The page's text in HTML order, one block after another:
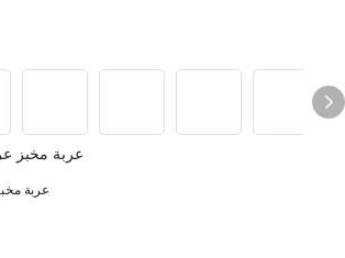
عربة مخبز
عربة